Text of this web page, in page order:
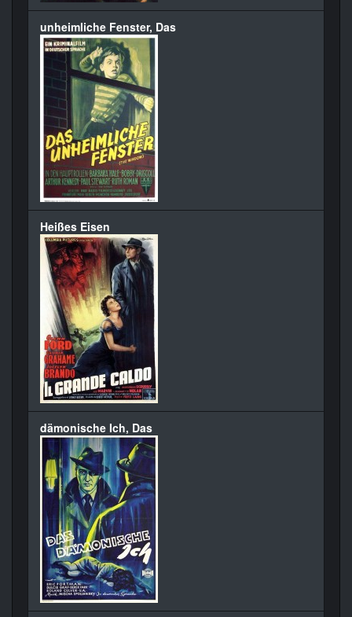
unheimliche Fenster, Das
Heißes Eisen
dämonische Ich, Das